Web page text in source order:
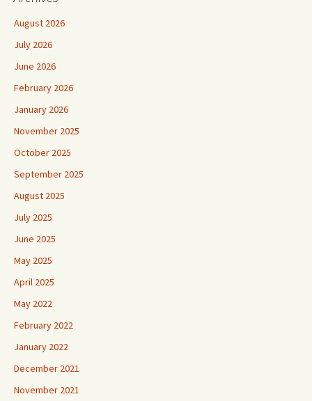
August 2026
July 2026
June 2026
February 2026
January 2026
November 2025
October 2025
September 2025
August 2025
July 2025
June 2025
May 2025
April 2025
May 2022
February 2022
January 2022
December 2021
November 2021